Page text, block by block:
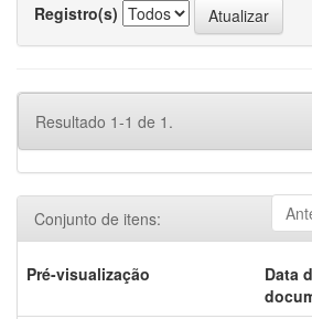
Registro(s)
Resultado 1-1 de 1.
Conjunto de itens:
Pré-visualização
Data